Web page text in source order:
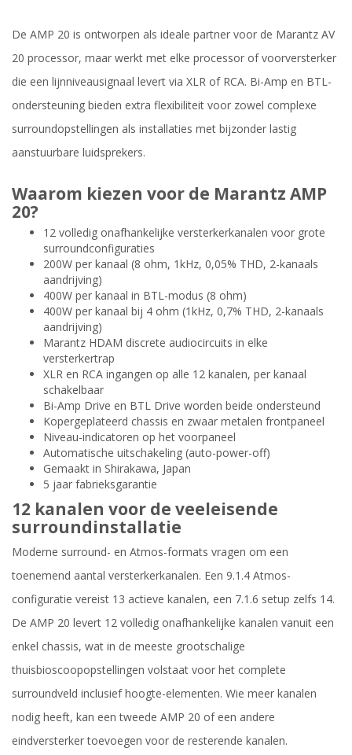
De AMP 20 is ontworpen als ideale partner voor de Marantz AV
20 processor, maar werkt met elke processor of voorversterker
die een lijnniveausignaal levert via XLR of RCA. Bi-Amp en BTL-
ondersteuning bieden extra flexibiliteit voor zowel complexe
surroundopstellingen als installaties met bijzonder lastig
aanstuurbare luidsprekers.
Waarom kiezen voor de Marantz AMP
20?
12 volledig onafhankelijke versterkerkanalen voor grote
surroundconfiguraties
200W per kanaal (8 ohm, 1kHz, 0,05% THD, 2-kanaals
aandrijving)
400W per kanaal in BTL-modus (8 ohm)
400W per kanaal bij 4 ohm (1kHz, 0,7% THD, 2-kanaals
aandrijving)
Marantz HDAM discrete audiocircuits in elke
versterkertrap
XLR en RCA ingangen op alle 12 kanalen, per kanaal
schakelbaar
Bi-Amp Drive en BTL Drive worden beide ondersteund
Kopergeplateerd chassis en zwaar metalen frontpaneel
Niveau-indicatoren op het voorpaneel
Automatische uitschakeling (auto-power-off)
Gemaakt in Shirakawa, Japan
5 jaar fabrieksgarantie
12 kanalen voor de veeleisende
surroundinstallatie
Moderne surround- en Atmos-formats vragen om een
toenemend aantal versterkerkanalen. Een 9.1.4 Atmos-
configuratie vereist 13 actieve kanalen, een 7.1.6 setup zelfs 14.
De AMP 20 levert 12 volledig onafhankelijke kanalen vanuit een
enkel chassis, wat in de meeste grootschalige
thuisbioscoopopstellingen volstaat voor het complete
surroundveld inclusief hoogte-elementen. Wie meer kanalen
nodig heeft, kan een tweede AMP 20 of een andere
eindversterker toevoegen voor de resterende kanalen.